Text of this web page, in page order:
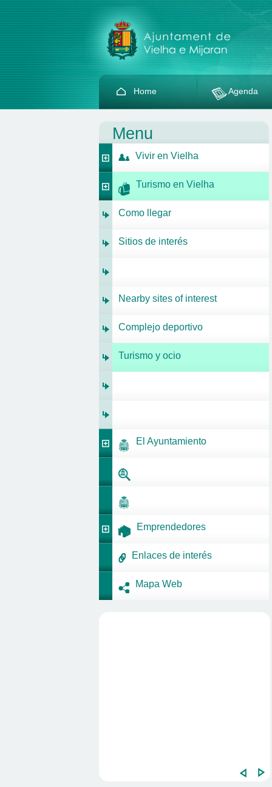
Home Agenda
Menu
Vivir en Vielha
Turismo en Vielha
Como llegar
Sitios de interés
Nearby sites of interest
Complejo deportivo
Turismo y ocio
El Ayuntamiento
Emprendedores
Enlaces de interés
Mapa Web